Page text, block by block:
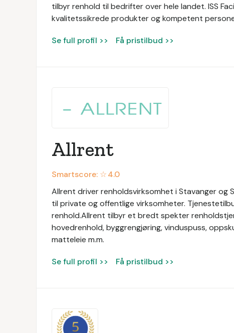
tilbyr renhold til bedrifter over hele landet. ISS
kvalitetssikrede produkter og kompetent
Se full profil >> Få pristilbud >>
Allrent
Smartscore: ☆4.0
Allrent driver renholdsvirksomhet i Stavanger
til private og offentlige virksomheter.
renhold.Allrent tilbyr et bredt spekter
hovedrenhold, byggrengjøring, vinduspuss,
matteleie m.m.
Se full profil >> Få pristilbud >>